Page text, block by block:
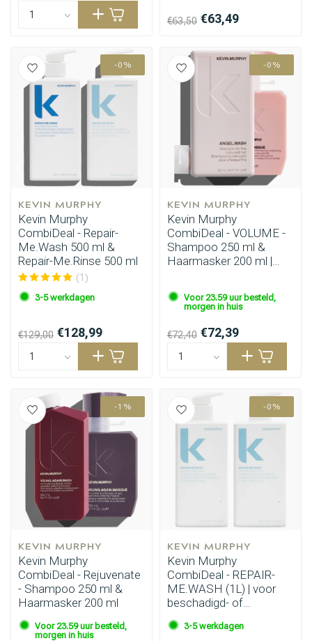
Omvorming CombiDeals
€63,50 €63,49
-0%
KEVIN MURPHY
Kevin Murphy
CombiDeal - Repair-
Me.Wash 500 ml &
Repair-Me.Rinse 500 ml
(1)
3-5 werkdagen
€129,00 €128,99
-0%
KEVIN MURPHY
Kevin Murphy
CombiDeal - VOLUME -
Shampoo 250 ml &
Haarmasker 200 ml |
Voor 23.59 uur besteld,
morgen in huis
€72,40 €72,39
-1%
KEVIN MURPHY
Kevin Murphy
CombiDeal - Rejuvenate
- Shampoo 250 ml &
Haarmasker 200 ml
Voor 23.59 uur besteld,
morgen in huis
-0%
KEVIN MURPHY
Kevin Murphy
CombiDeal - REPAIR-
ME.WASH (1L) | voor
beschadigd- of
onhandelbaar haar
3-5 werkdagen